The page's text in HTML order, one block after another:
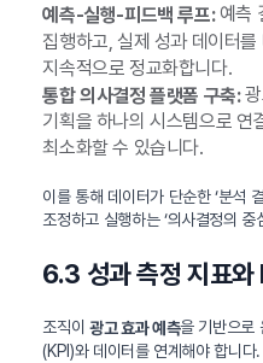
예측-실행-피드백 루프:예측
집행하고, 실제 성과 데이터
지속적으로 정교화합니다.
통합 의사결정 플랫폼 구축:광
기획을 하나의 시스템으로 연
최소화할 수 있습니다.
이를 통해 데이터가 단순한 ‘분석
조정하고 실행하는 ‘의사결정의 중
6.3 성과 측정 지표와
조직이 광고 효과 예측을 기반으로
(KPI)와 데이터를 연계해야 합니